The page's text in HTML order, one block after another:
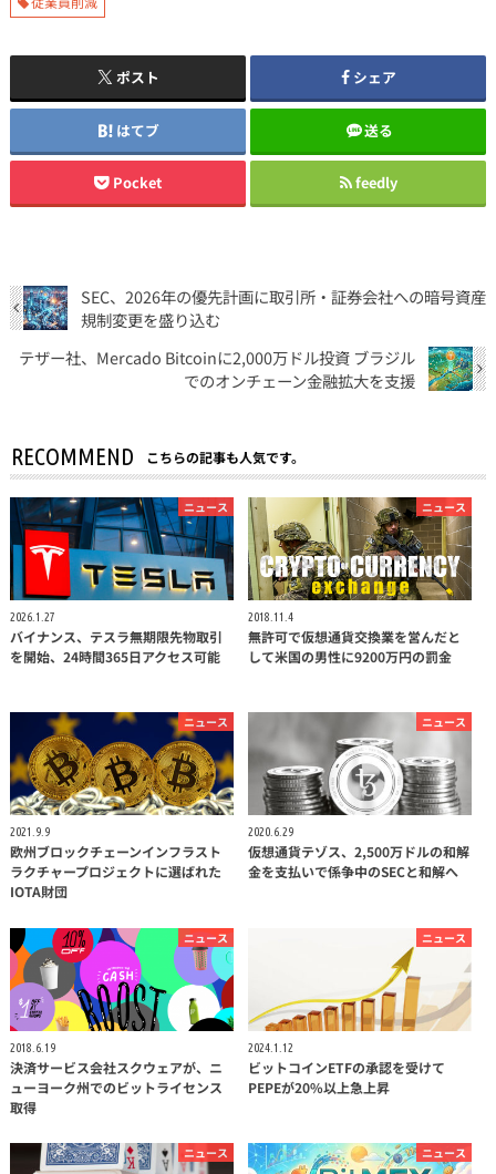
ポスト シェア
はてブ 送る
Pocket feedly
SEC、2026年の優先計画に取引所・証券会社への暗号資産
規制変更を盛り込む
テザー社、Mercado Bitcoinに2,000万ドル投資 ブラジル
でのオンチェーン金融拡大を支援
RECOMMEND こちらの記事も人気です。
ニュース
2026.1.27
バイナンス、テスラ無期限先物取引
を開始、24時間365日アクセス可能
ニュース
2018.11.4
無許可で仮想通貨交換業を営んだと
して米国の男性に9200万円の罰金
ニュース
2021.9.9
欧州ブロックチェーンインフラスト
ラクチャープロジェクトに選ばれた
IOTA財団
ニュース
2020.6.29
仮想通貨テゾス、2,500万ドルの和解
金を支払いで係争中のSECと和解へ
ニュース
2018.6.19
決済サービス会社スクウェアが、ニ
ューヨーク州でのビットライセンス
取得
ニュース
2024.1.12
ビットコインETFの承認を受けて
PEPEが20%以上急上昇
ニュース ニュース